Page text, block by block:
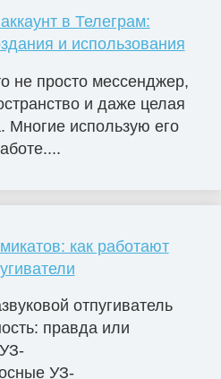
в Телеграм:
и использования
не просто мессенджер,
и даже целая
Многие использую его
как работают
отпугиватель
правда или
УЗ-